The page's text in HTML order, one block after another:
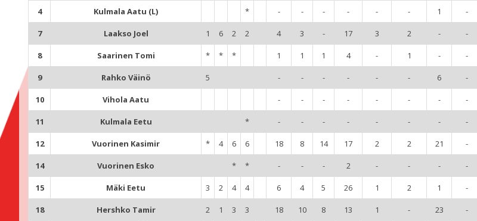
4 Kulmala Aatu (L) * - - - - - - 1 -
7 Laakso Joel 1 6 2 2 4 3 - 17 3 2 - -
8 Saarinen Tomi * * * 1 1 1 4 - 1 - -
9 Rahko Väinö 5 - - - - - - 6 -
10 Vihola Aatu - - - - - - - -
11 Kulmala Eetu * - - - - - - - -
12 Vuorinen Kasimir * 4 6 6 18 8 14 17 2 2 21 -
14 Vuorinen Esko * * - - - 2 - - - -
15 Mäki Eetu 3 2 4 4 6 4 5 26 1 2 1 -
18 Hershko Tamir 2 1 3 3 18 10 8 13 1 - 23 -